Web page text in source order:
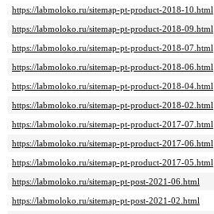
https://labmoloko.ru/sitemap-pt-product-2018-10.html
https://labmoloko.ru/sitemap-pt-product-2018-09.html
https://labmoloko.ru/sitemap-pt-product-2018-07.html
https://labmoloko.ru/sitemap-pt-product-2018-06.html
https://labmoloko.ru/sitemap-pt-product-2018-04.html
https://labmoloko.ru/sitemap-pt-product-2018-02.html
https://labmoloko.ru/sitemap-pt-product-2017-07.html
https://labmoloko.ru/sitemap-pt-product-2017-06.html
https://labmoloko.ru/sitemap-pt-product-2017-05.html
https://labmoloko.ru/sitemap-pt-post-2021-06.html
https://labmoloko.ru/sitemap-pt-post-2021-02.html